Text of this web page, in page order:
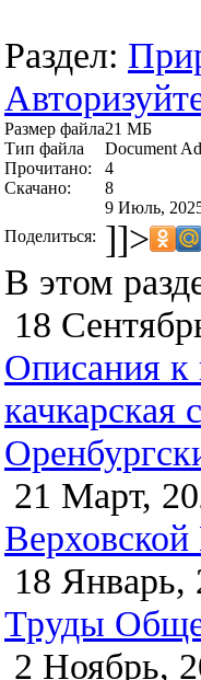
Раздел:
Размер файла21 МБ
Тип файла
Document
Прочитано:
4
Скачано:
8
9 Июль,
Поделиться: ]]>
В этом
18
Описания к
качкарская
21 Март,
18 Январь,
Труды
2 Ноябрь,